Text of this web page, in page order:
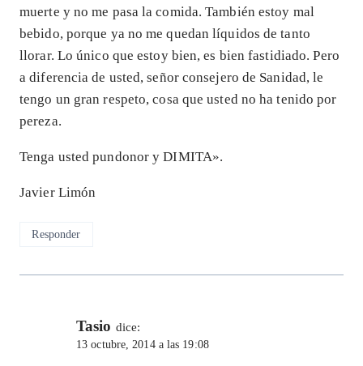
muerte y no me pasa la comida. También estoy mal
bebido, porque ya no me quedan líquidos de tanto
llorar. Lo único que estoy bien, es bien fastidiado. Pero
a diferencia de usted, señor consejero de Sanidad, le
tengo un gran respeto, cosa que usted no ha tenido por
pereza.
Tenga usted pundonor y DIMITA».
Javier Limón
Responder
Tasio dice:
13 octubre, 2014 a las 19:08